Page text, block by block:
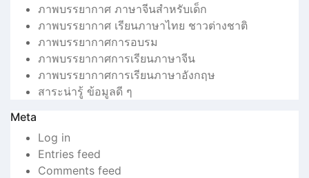
ภาพบรรยากาศ ภาษาจีนสำหรับเด็ก
ภาพบรรยากาศ เรียนภาษาไทย ชาวต่างชาติ
ภาพบรรยากาศการอบรม
ภาพบรรยากาศการเรียนภาษาจีน
ภาพบรรยากาศการเรียนภาษาอังกฤษ
สาระน่ารู้ ข้อมูลดี ๆ
Meta
Log in
Entries feed
Comments feed